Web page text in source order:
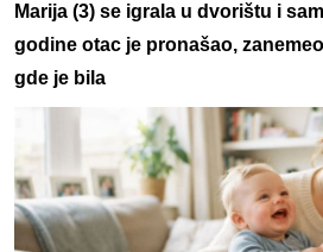
Marija (3) se igrala u dvorištu i
godine otac je pronašao,
gde je bila